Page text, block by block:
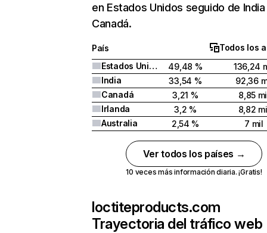
en Estados Unidos seguido de
Canadá.
País
Todos los
Estados Unidos
49,48 %
136,24
India
33,54 %
92,36
Canadá
3,21 %
8,85
Irlanda
3,2 %
8,82
Australia
2,54 % 7 mil
Ver todos los países →
10 veces más información diaria. ¡Gratis!
loctiteproducts.com
Trayectoria del tráfico web